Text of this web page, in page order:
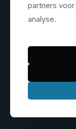
Accessoires
Garage
partners
analyse.